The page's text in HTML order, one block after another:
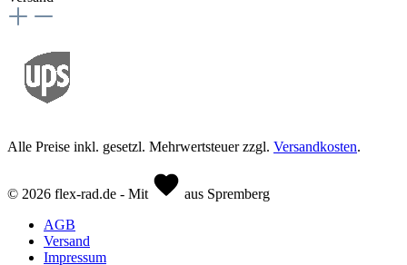
Alle Preise inkl. gesetzl. Mehrwertsteuer zzgl. Versandkosten.
© 2026 flex-rad.de - Mit
aus Spremberg
AGB
Versand
Impressum